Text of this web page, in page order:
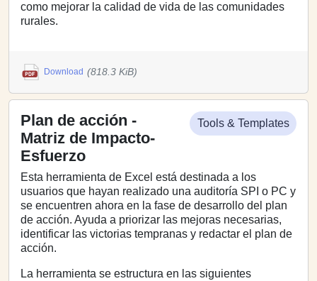
como mejorar la calidad de vida de las comunidades
rurales.
Download (818.3 KiB)
Tools & Templates
Plan de acción -
Matriz de Impacto-
Esfuerzo
Esta herramienta de Excel está destinada a los
usuarios que hayan realizado una auditoría SPI o PC y
se encuentren ahora en la fase de desarrollo del plan
de acción. Ayuda a priorizar las mejoras necesarias,
identificar las victorias tempranas y redactar el plan de
acción.
La herramienta se estructura en las siguientes